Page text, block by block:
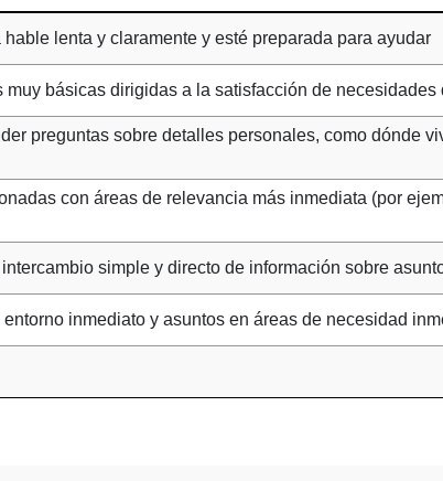
lenta y claramente y esté preparada para ayudar
básicas dirigidas a la satisfacción de necesidades
preguntas sobre detalles personales, como dónde
con áreas de relevancia más inmediata (por
simple y directo de información sobre
inmediato y asuntos en áreas de necesidad